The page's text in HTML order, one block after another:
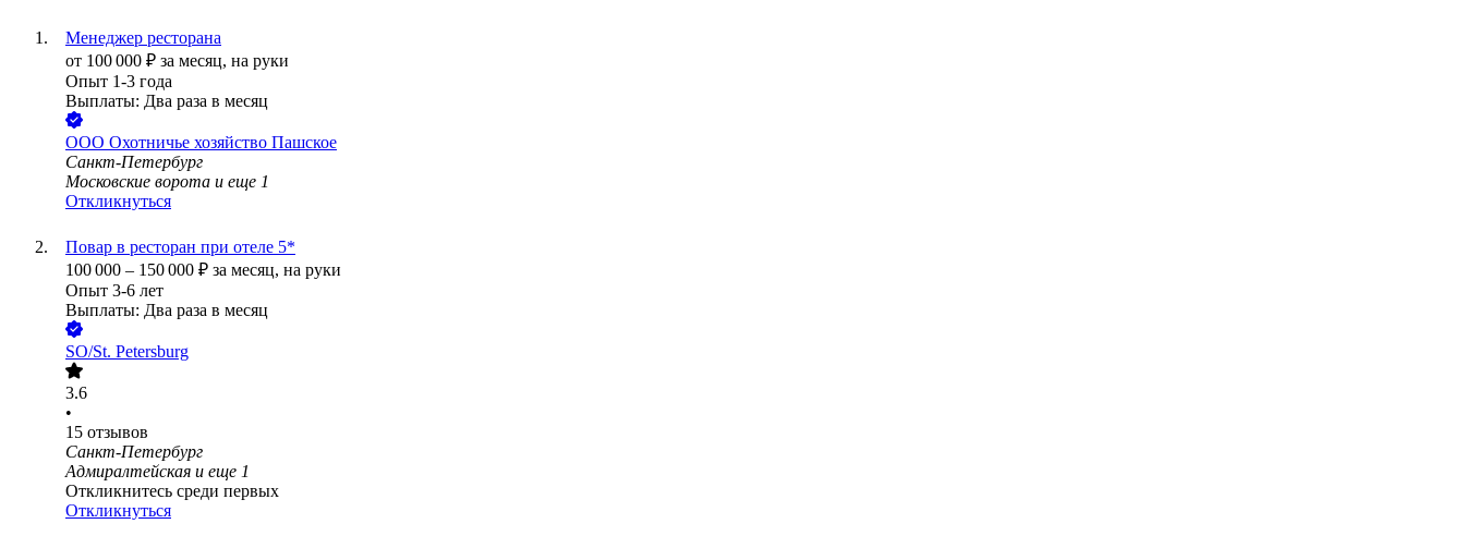
Менеджер ресторана
от 100 000 ₽ за месяц, на руки
Опыт 1-3 года
Выплаты: Два раза в месяц
ООО Охотничье хозяйство Пашское
Санкт-Петербург
Московские ворота и еще 1
Откликнуться
Повар в ресторан при отеле 5*
100 000 – 150 000 ₽ за месяц, на руки
Опыт 3-6 лет
Выплаты: Два раза в месяц
SO/St. Petersburg
3.6
•
15 отзывов
Санкт-Петербург
Адмиралтейская и еще 1
Откликнитесь среди первых
Откликнуться